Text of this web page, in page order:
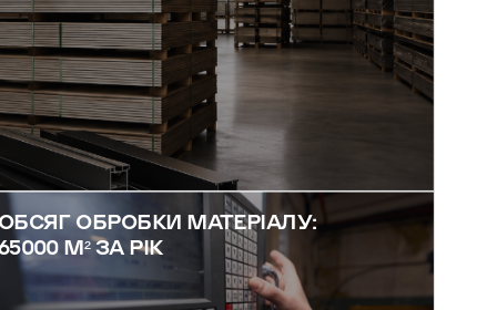
ОБРОБКИ МАТЕРІАЛУ:
М² ЗА РІК